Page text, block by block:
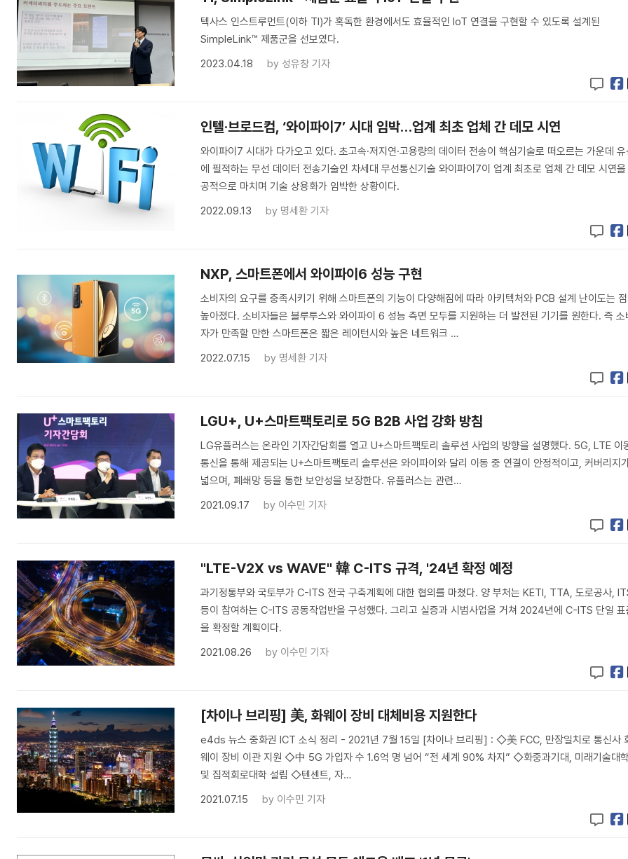
텍사스 인스트루먼트(이하 TI)가 혹독한 환경에서도 효율적인 IoT 연결을 구현할 수 있도록 설계된
SimpleLink™ 제품군을 선보였다.
2023.04.18
by 성유창 기자
인텔·브로드컴, ‘와이파이7’ 시대 임박…업계 최초 업체 간 데모 시연
와이파이7 시대가 다가오고 있다. 초고속·저지연·고용량의 데이터 전송이 핵심기술로 떠오르는 가운데
에 필적하는 무선 데이터 전송기술인 차세대 무선통신기술 와이파이7이 업계 최초로 업체 간 데모 시연
공적으로 마치며 기술 상용화가 임박한 상황이다.
2022.09.13
by 명세환 기자
NXP, 스마트폰에서 와이파이6 성능 구현
소비자의 요구를 충족시키기 위해 스마트폰의 기능이 다양해짐에 따라 아키텍처와 PCB 설계 난이도는
높아졌다. 소비자들은 블루투스와 와이파이 6 성능 측면 모두를 지원하는 더 발전된 기기를 원한다. 즉 소
자가 만족할 만한 스마트폰은 짧은 레이턴시와 높은 네트워크 …
2022.07.15
by 명세환 기자
LGU+, U+스마트팩토리로 5G B2B 사업 강화 방침
LG유플러스는 온라인 기자간담회를 열고 U+스마트팩토리 솔루션 사업의 방향을 설명했다. 5G, LTE 이
통신을 통해 제공되는 U+스마트팩토리 솔루션은 와이파이와 달리 이동 중 연결이 안정적이고, 커버리지
넓으며, 폐쇄망 등을 통한 보안성을 보장한다. 유플러스는 관련…
2021.09.17
by 이수민 기자
"LTE-V2X vs WAVE" 韓 C-ITS 규격, '24년 확정 예정
과기정통부와 국토부가 C-ITS 전국 구축계획에 대한 협의를 마쳤다. 양 부처는 KETI, TTA, 도로공사,
등이 참여하는 C-ITS 공동작업반을 구성했다. 그리고 실증과 시범사업을 거쳐 2024년에 C-ITS 단일 표
을 확정할 계획이다.
2021.08.26
by 이수민 기자
[차이나 브리핑] 美, 화웨이 장비 대체비용 지원한다
e4ds 뉴스 중화권 ICT 소식 정리 - 2021년 7월 15일 [차이나 브리핑] : ◇美 FCC, 만장일치로 통신사
웨이 장비 이관 지원 ◇中 5G 가입자 수 1.6억 명 넘어 “전 세계 90% 차지” ◇화중과기대, 미래기술대
및 집적회로대학 설립 ◇텐센트, 자…
2021.07.15
by 이수민 기자